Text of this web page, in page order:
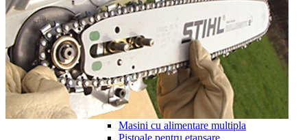
Stemuitoare
Masini pentru slefuit
Motoare
Multifunctionale constructii
Scule pneumatice
Masini capsat/batut cuie
Mașini de debitat beton/ asfalt
Suflante cu aer cald
Aparate de masurat cu laser
Masini cu alimentare multipla
Pistoale pentru etansare